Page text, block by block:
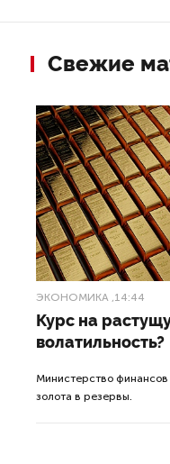
Свежие
ЭКОНОМИКА ,14:44
Курс на
волатильность?
Министерство
золота в резервы.